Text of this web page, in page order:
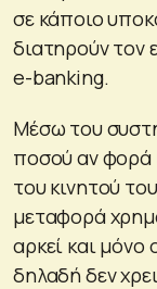
σε κάποιο
διατηρούν τον
e-banking.
Μέσω του
ποσού αν φορά
του κινητού
μεταφορά
αρκεί και
δηλαδή δεν